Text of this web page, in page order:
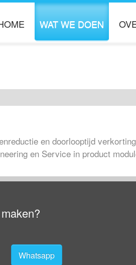
WAT WE DOEN
en doorlooptijd
en Service in product
Whatsapp